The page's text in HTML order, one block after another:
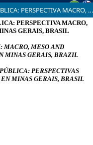
ATENÇÃO DOMICILIAR NA SAÚDE PÚBLICA: PERSPECTIVA MACRO, MESO E MICRORREGIONAL EM MINAS GERAIS, BRASIL